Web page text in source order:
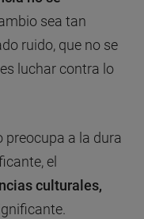
sea tan
ruido, que no se
luchar contra lo
preocupa a la dura
el
culturales,